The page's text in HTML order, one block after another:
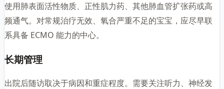
使用肺表面活性物质、正性肌力药、其他肺血管扩张药或高
频通气。对常规治疗无效、氧合严重不足的宝宝，应尽早联
系具备 ECMO 能力的中心。
长期管理
出院后随访取决于病因和重症程度。需要关注听力、神经发